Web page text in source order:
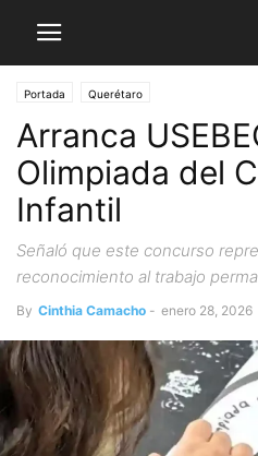
Portada Querétaro
Arranca
Olimpiada del
Infantil
Señaló que este concurso
reconocimiento al trabajo
By Cinthia Camacho - enero 28, 2026